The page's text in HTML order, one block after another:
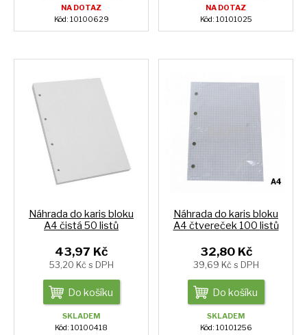
NA DOTAZ
Kód: 10100629
NA DOTAZ
Kód: 10101025
Náhrada do karis bloku
A4 čistá 50 listů
43,97 Kč
53,20 Kč s DPH
Do košíku
SKLADEM
Kód: 10100418
Náhrada do karis bloku
A4 čtvereček 100 listů
32,80 Kč
39,69 Kč s DPH
Do košíku
SKLADEM
Kód: 10101256